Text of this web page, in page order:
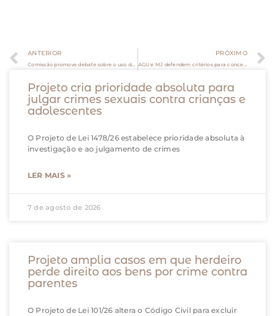
ANTERIOR
Comissão promove debate sobre o uso da colaboração premiada
PRÓXIMO
AGU e MJ defendem critérios para conceder saída temporária a presos
Projeto cria prioridade absoluta para
julgar crimes sexuais contra crianças e
adolescentes
O Projeto de Lei 1478/26 estabelece prioridade absoluta à
investigação e ao julgamento de crimes
LER MAIS »
7 de agosto de 2026
Projeto amplia casos em que herdeiro
perde direito aos bens por crime contra
parentes
O Projeto de Lei 101/26 altera o Código Civil para excluir